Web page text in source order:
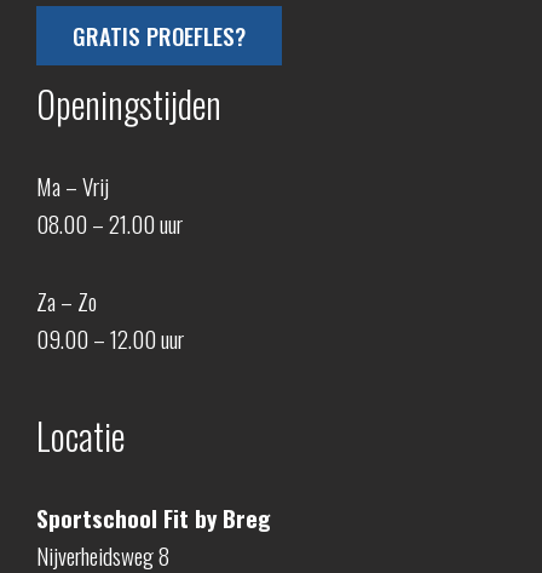
GRATIS PROEFLES?
Openingstijden
Ma – Vrij
08.00 – 21.00 uur
Za – Zo
09.00 – 12.00 uur
Locatie
Sportschool Fit by Breg
Nijverheidsweg 8